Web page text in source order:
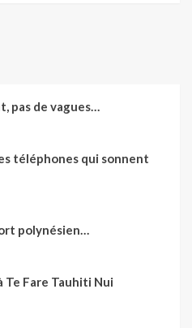
pas de vagues…
téléphones qui sonnent
polynésien…
Fare Tauhiti Nui